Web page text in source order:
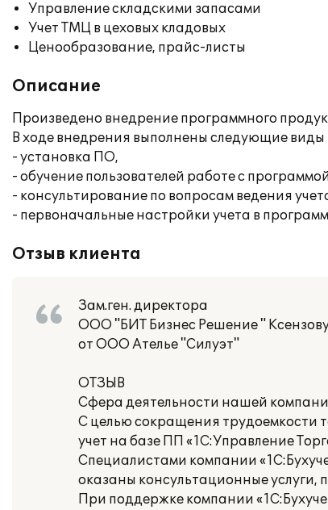
Управление складскими запасами
Учет ТМЦ в цеховых кладовых
Ценообразование, прайс-листы
Описание
Произведено внедрение программного
В ходе внедрения выполнены следующие виды
- установка ПО,
- обучение пользователей работе с
- консультирование по вопросам ведения
- первоначальные настройки учета в
Отзыв клиента
Зам.ген. директора
ООО "БИТ Бизнес Решение "
от ООО Ателье "Силуэт"
ОТЗЫВ
Сфера деятельности нашей
С целью сокращения трудоемкости
учет на базе ПП «1С:Управление
Специалистами компании
оказаны консультационные услуги,
При поддержке компании